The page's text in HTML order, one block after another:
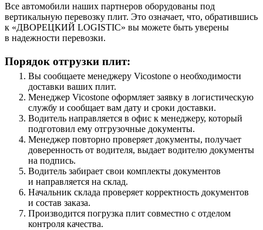
Все автомобили наших партнеров оборудованы под
вертикальную перевозку плит. Это означает, что, обратившись
к «ДВОРЕЦКИЙ LOGISTIC» вы можете быть уверены
в надежности перевозки.
Порядок отгрузки плит:
Вы сообщаете менеджеру Vicostone о необходимости
доставки ваших плит.
Менеджер Vicostone оформляет заявку в логистическую
службу и сообщает вам дату и сроки доставки.
Водитель направляется в офис к менеджеру, который
подготовил ему отгрузочные документы.
Менеджер повторно проверяет документы, получает
доверенность от водителя, выдает водителю документы
на подпись.
Водитель забирает свои комплекты документов
и направляется на склад.
Начальник склада проверяет корректность документов
и состав заказа.
Производится погрузка плит совместно с отделом
контроля качества.